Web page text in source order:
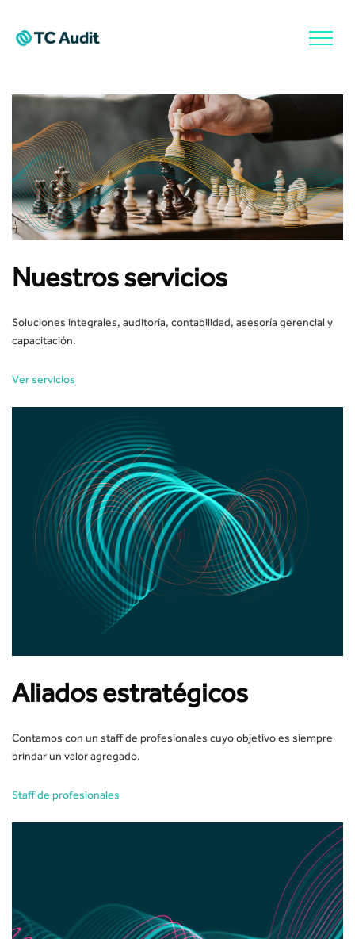
Nuestros servicios
Soluciones integrales, auditoría, contabilidad, asesoría gerencial y
capacitación.
Ver servicios
Aliados estratégicos
Contamos con un staff de profesionales cuyo objetivo es siempre
brindar un valor agregado.
Staff de profesionales